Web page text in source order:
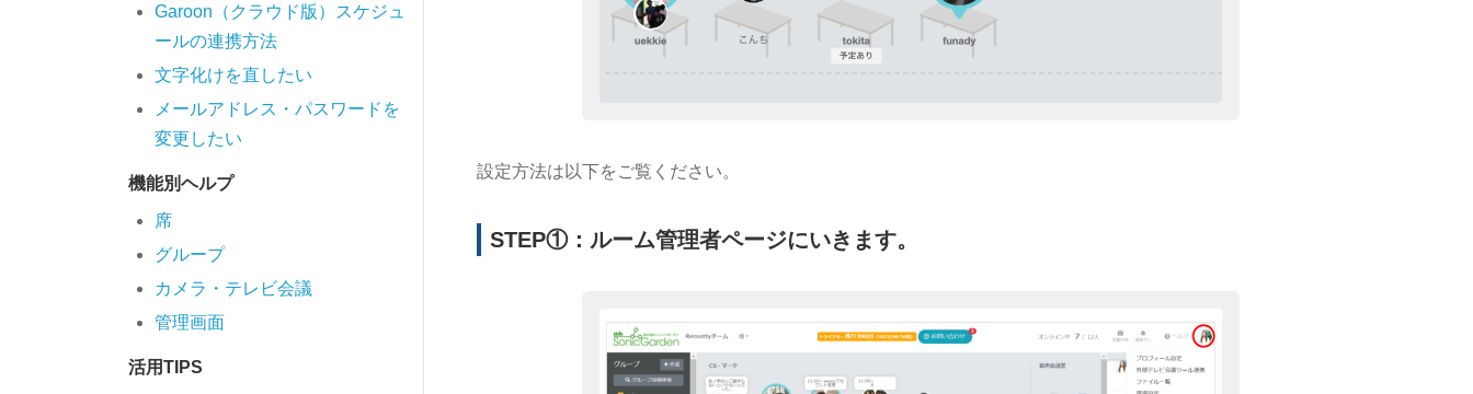
Garoon（クラウド版）スケジュ
ールの連携方法
文字化けを直したい
メールアドレス・パスワードを
変更したい
機能別ヘルプ
席
グループ
カメラ・テレビ会議
管理画面
活用TIPS
設定方法は以下をご覧ください。
STEP①：ルーム管理者ページにいきます。